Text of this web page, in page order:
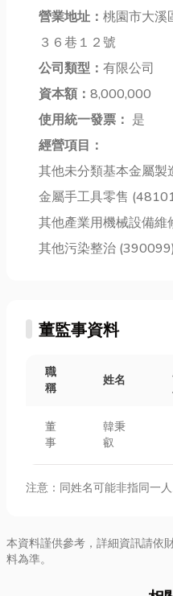
加大，更讓環
境消毒顯得尤
說定期進行病
媒防治與環境
消毒...
潔效
劑，
好。
高...
營業地址： 桃園市大溪
３６巷１２號
公司類型： 有限公司
資本額： 8,000,000
使用統一發票： 是
經營項目：
其他未分類基本金屬
金屬手工具零售
其他產業用機械設備
其他污染整治 (390099)
董監事資料
職
稱
姓名
董
事
韓秉
叡
注意：同姓名可能非指同一人
本資料謹供參考，詳細資訊請依
料為準。